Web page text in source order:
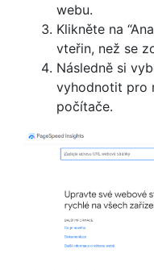
webu.
Klikněte na
vteřin, než se
Následně si
vyhodnotit pro
počítače.